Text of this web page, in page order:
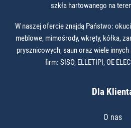
szkła hartowanego na
W naszej ofercie znajdą Państwo:
meblowe, mimośrody, wkręty, kółka,
prysznicowych, saun oraz wiele
firm: SISO, ELLETIPI, OE
Dla
O nas